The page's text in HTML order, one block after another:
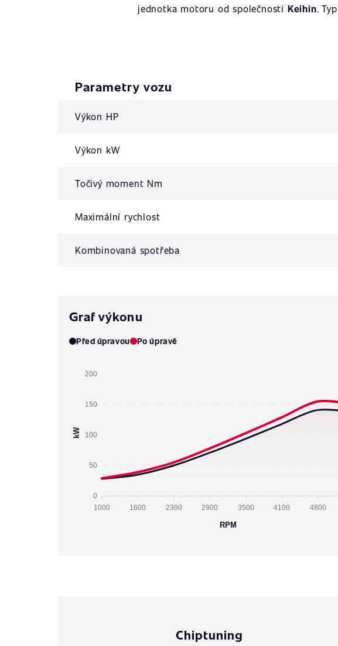
jednotka motoru od společnosti Keihin.
Parametry vozu
Výkon HP
Výkon kW
Točivý moment Nm
Maximální rychlost
Kombinovaná spotřeba
Graf výkonu
Před úpravou Po úpravě
200
150
100
50
0
kW
1000 1600 2300 2900 3500 4100 4800
RPM
Chiptuning